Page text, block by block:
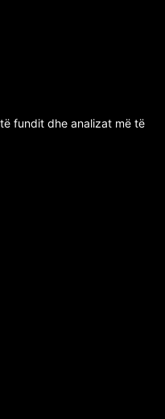
fundit dhe analizat më të